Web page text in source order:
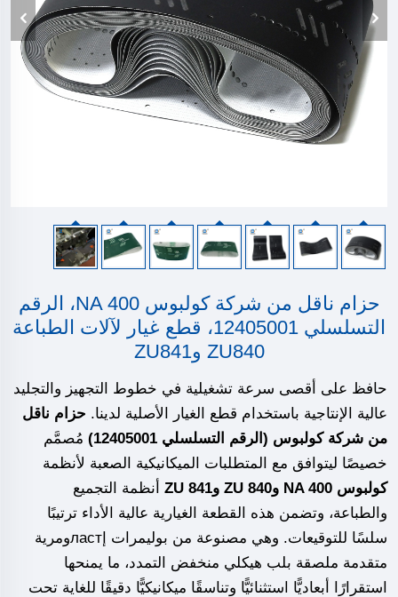
حزام ناقل من شركة كولبوس NA 400، الرقم
التسلسلي 12405001، قطع غيار لآلات الطباعة
ZU840 وZU841
حافظ على أقصى سرعة تشغيلية في خطوط التجهيز والتجليد
عالية الإنتاجية باستخدام قطع الغيار الأصلية لدينا. حزام ناقل
من شركة كولبوس (الرقم التسلسلي 12405001)
مُصمَّم
خصيصًا ليتوافق مع المتطلبات الميكانيكية الصعبة لأنظمة
كولبوس NA 400 وZU 840 وZU 841
أنظمة التجميع
والطباعة، وتضمن هذه القطعة الغيارية عالية الأداء ترتيبًا
سلسًا للتوقيعات. وهي مصنوعة من بوليمرات إластومرية
متقدمة ملصقة بلب هيكلي منخفض التمدد، ما يمنحها
استقرارًا أبعاديًّا استثنائيًّا وتناسقًا ميكانيكيًّا دقيقًا للغاية تحت